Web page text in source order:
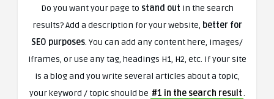
Do you want your page to stand out in the search
results? Add a description for your website, better for
SEO purposes. You can add any content here, images/
iframes, or use any tag, headings H1, H2, etc. If your site
is a blog and you write several articles about a topic,
your keyword / topic should be #1 in the search result.